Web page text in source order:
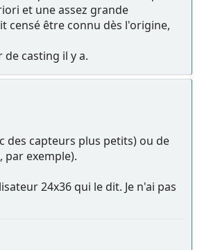
et une assez grande
censé être connu dès l'origine,
casting il y a.
des capteurs plus petits) ou de
par exemple).
24x36 qui le dit. Je n'ai pas